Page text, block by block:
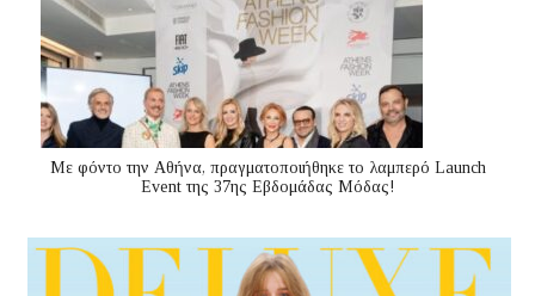
Με φόντο την Αθήνα, πραγματοποιήθηκε το λαμπερό Launch
Event της 37ης Εβδομάδας Μόδας!